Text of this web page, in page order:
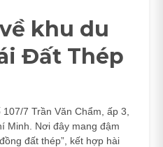
khu du
Đất Thép
7 Trần Văn Chẩm, ấp 3,
Minh. Nơi đây mang đậm
đất thép”, kết hợp hài